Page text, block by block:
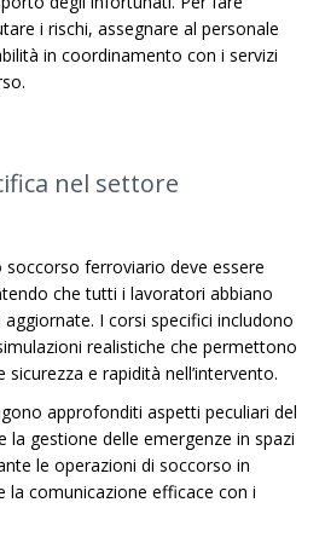
i rischi, assegnare al personale
in coordinamento con i servizi
nel settore
ferroviario deve essere
che tutti i lavoratori abbiano
I corsi specifici includono
realistiche che permettono
e rapidità nell’intervento.
approfonditi aspetti peculiari del
gestione delle emergenze in spazi
le operazioni di soccorso in
la comunicazione efficace con i